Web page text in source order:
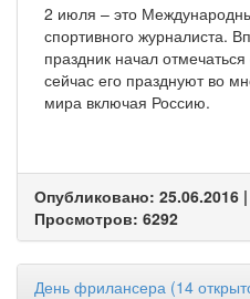
2 июля – это
спортивного журналиста.
праздник начал
сейчас его празднуют во
мира включая Россию.
Опубликовано: 25.06.2016
Просмотров: 6292
День фрилансера (14